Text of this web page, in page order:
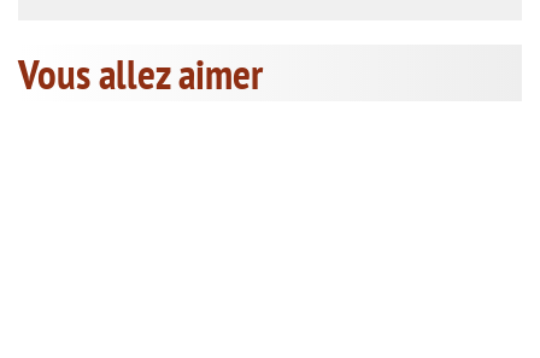
Vous allez aimer